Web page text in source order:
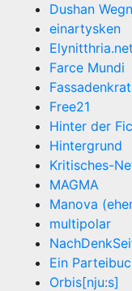
Dushan
einartysken
Elynitthria.net
Farce Mundi
Free21
Hinter der
Hintergrund
Kritisches-
MAGMA
Manova
multipolar
Ein
Orbis[nju:s]